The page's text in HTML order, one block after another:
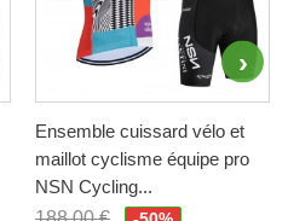
Ensemble cuissard vélo et
maillot cyclisme équipe pro
NSN Cycling...